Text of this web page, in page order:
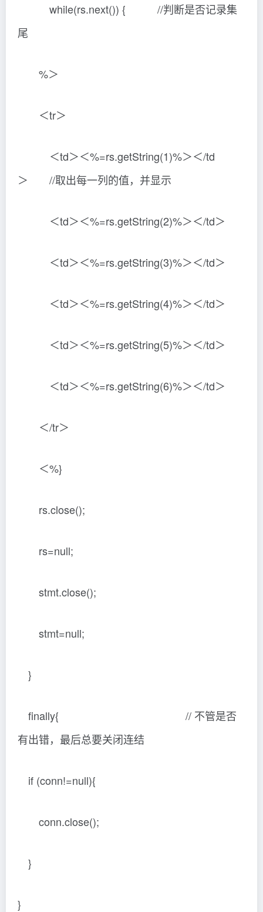
while(rs.next()) { //判断是否记录集
尾
%＞
＜tr＞
＜td＞＜%=rs.getString(1)%＞＜/td
＞ //取出每一列的值，并显示
＜td＞＜%=rs.getString(2)%＞＜/td＞
＜td＞＜%=rs.getString(3)%＞＜/td＞
＜td＞＜%=rs.getString(4)%＞＜/td＞
＜td＞＜%=rs.getString(5)%＞＜/td＞
＜td＞＜%=rs.getString(6)%＞＜/td＞
＜/tr＞
＜%}
rs.close();
rs=null;
stmt.close();
stmt=null;
}
finally{ // 不管是否
有出错，最后总要关闭连结
if (conn!=null){
conn.close();
}
}